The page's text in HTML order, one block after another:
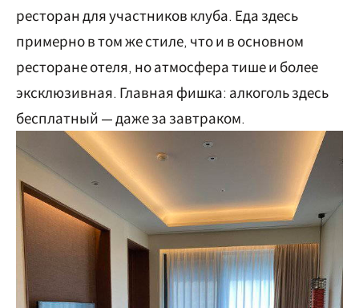
ресторан для участников клуба. Еда здесь
примерно в том же стиле, что и в основном
ресторане отеля, но атмосфера тише и более
эксклюзивная. Главная фишка: алкоголь здесь
бесплатный — даже за завтраком.